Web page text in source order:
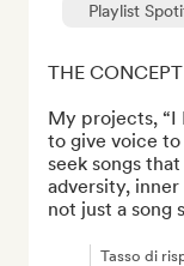
Playlist
THE
My projects, “I
to give voice to
seek songs
adversity, inner
not just a song
Tasso di